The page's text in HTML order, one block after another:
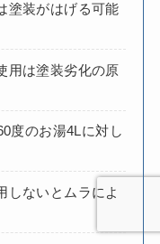
塗装がはげる可能
用は塗装劣化の原
度のお湯4Lに対し
しないとムラによ